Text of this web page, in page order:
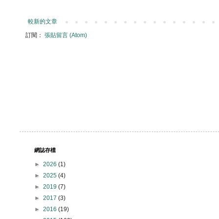
較新的文章
訂閱： 張貼留言 (Atom)
網誌存檔
► 2026 (1)
► 2025 (4)
► 2019 (7)
► 2017 (3)
► 2016 (19)